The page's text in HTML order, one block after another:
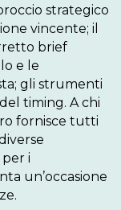
strategico
vincente; il
brief
e le
gli strumenti
timing. A chi
fornisce tutti
i
un’occasione